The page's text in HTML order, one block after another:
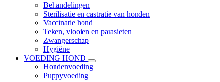
Behandelingen
Sterilisatie en castratie van honden
Vaccinatie hond
Teken, vlooien en parasieten
Zwangerschap
Hygiëne
VOEDING HOND
Hondenvoeding
Puppyvoeding